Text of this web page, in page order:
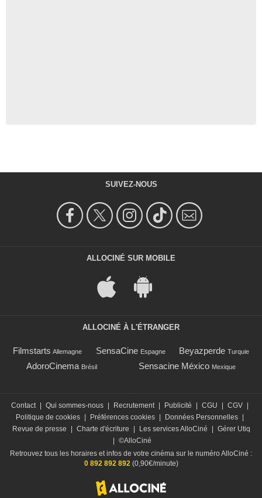
SUIVEZ-NOUS
ALLOCINÉ SUR MOBILE
ALLOCINÉ À L'ÉTRANGER
Filmstarts Allemagne SensaCine Espagne Beyazperde Turquie
AdoroCinema Brésil Sensacine México Mexique
Contact Qui sommes-nous Recrutement Publicité CGU CGV
Politique de cookies
Préférences cookies Données Personnelles
Revue de presse
Charte d'écriture Les services AlloCiné
Gérer Utiq
©AlloCiné
Retrouvez tous les horaires et infos de votre cinéma sur le numéro AlloCiné :
0 892 892 892(0,90€/minute)